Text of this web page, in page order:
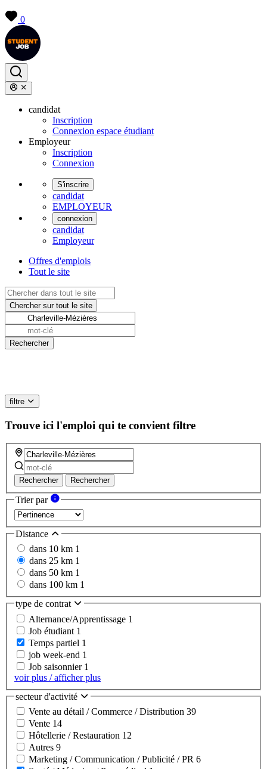
0
candidat
Inscription
Connexion espace étudiant
Employeur
Inscription
Connexion
S'inscrire
candidat
EMPLOYEUR
connexion
candidat
Employeur
Offres d'emplois
Tout le site
filtre
Trouve ici l'emploi qui te convient filtre
Rechercher Rechercher
Trier par
Distance
dans 10 km 1
dans 25 km 1
dans 50 km 1
dans 100 km 1
type de contrat
Alternance/Apprentissage 1
Job étudiant 1
Temps partiel 1
job week-end 1
Job saisonnier 1
voir plus / afficher plus
secteur d'activité
Vente au détail / Commerce / Distribution 39
Vente 14
Hôtellerie / Restauration 12
Autres 9
Marketing / Communication / Publicité / PR 6